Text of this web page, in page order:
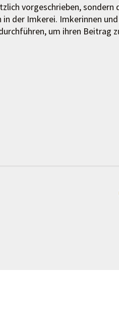
vorgeschrieben, sondern
der Imkerei. Imkerinnen
um ihren Beitrag